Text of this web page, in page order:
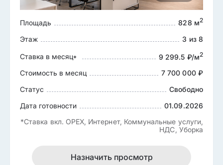
Площадь 828 м2
Этаж 3 из 8
Ставка в месяц 9 299.5 ₽/м2
Стоимость в месяц
7 700 000 ₽
Статус
Свободно
Дата готовности
01.09.2026
*Ставка вкл. OPEX, Интернет, Коммунальные услуги,
НДС, Уборка
Назначить просмотр